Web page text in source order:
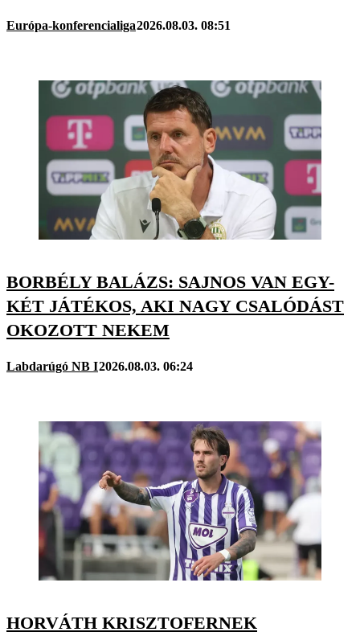
Európa-konferencialiga2026.08.03. 08:51
BORBÉLY BALÁZS: SAJNOS VAN EGY-
KÉT JÁTÉKOS, AKI NAGY CSALÓDÁST
OKOZOTT NEKEM
Labdarúgó NB I2026.08.03. 06:24
HORVÁTH KRISZTOFERNEK